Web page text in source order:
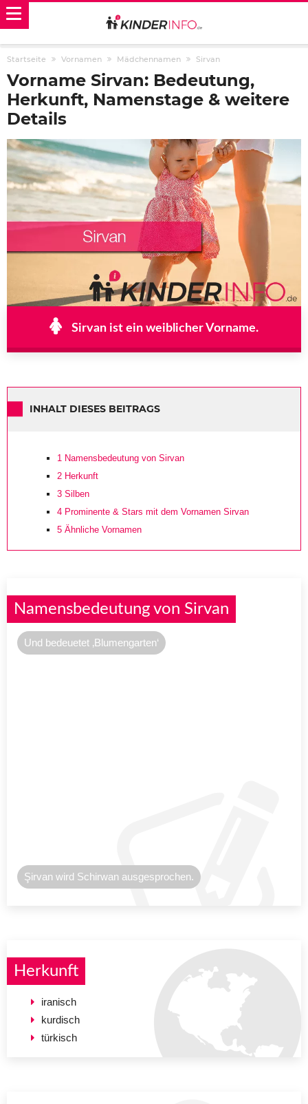
Startseite Vornamen Mädchennamen Sirvan
Vorname Sirvan: Bedeutung,
Herkunft, Namenstage & weitere
Details
Sirvan ist ein weiblicher Vorname.
INHALT DIESES BEITRAGS
1 Namensbedeutung von Sirvan
2 Herkunft
3 Silben
4 Prominente & Stars mit dem Vornamen Sirvan
5 Ähnliche Vornamen
Namensbedeutung von Sirvan
Und bedeuetet ‚Blumengarten‘
Şirvan wird Schirwan ausgesprochen.
Herkunft
iranisch
kurdisch
türkisch